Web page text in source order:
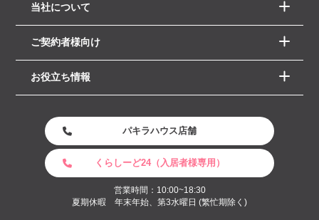
当社について
ご契約者様向け
お役立ち情報
パキラハウス店舗
くらしーど24（入居者様専用）
営業時間：10:00~18:30
夏期休暇 年末年始、第3水曜日 (繁忙期除く)